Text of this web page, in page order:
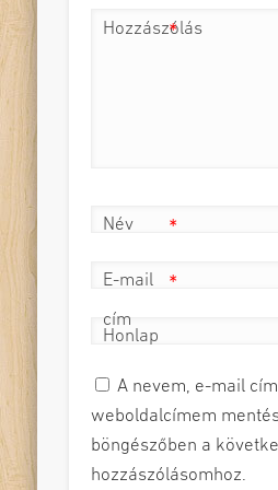
Hozzászólás
*
Név *
E-mail
cím
*
Honlap
A nevem, e-mail
weboldalcímem
böngészőben a
hozzászólásomhoz.